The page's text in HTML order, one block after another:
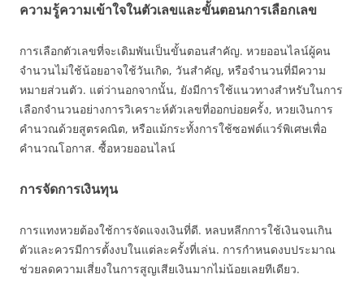
ความรู้ความเข้าใจในตัวเลขและขั้นตอนการเลือกเลข
การเลือกตัวเลขที่จะเดิมพันเป็นขั้นตอนสำคัญ. หวยออนไลน์ผู้คน
จำนวนไม่ใช้น้อยอาจใช้วันเกิด, วันสำคัญ, หรือจำนวนที่มีความ
หมายส่วนตัว. แต่ว่านอกจากนั้น, ยังมีการใช้แนวทางสำหรับในการ
เลือกจำนวนอย่างการวิเคราะห์ตัวเลขที่ออกบ่อยครั้ง, หวยเงินการ
คำนวณด้วยสูตรคณิต, หรือแม้กระทั้งการใช้ซอฟต์แวร์พิเศษเพื่อ
คำนวณโอกาส. ซื้อหวยออนไลน์
การจัดการเงินทุน
การแทงหวยต้องใช้การจัดแจงเงินที่ดี. หลบหลีกการใช้เงินจนเกิน
ตัวและควรมีการตั้งงบในแต่ละครั้งที่เล่น. การกำหนดงบประมาณ
ช่วยลดความเสี่ยงในการสูญเสียเงินมากไม่น้อยเลยทีเดียว.